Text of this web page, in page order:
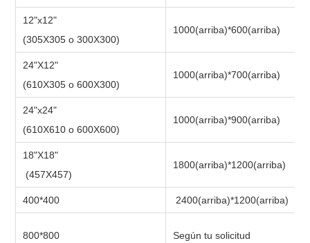
12"x12"
(305X305 o 300X300)
1000(arriba)*600(arriba)
24"X12"
(610X305 o 600X300)
1000(arriba)*700(arriba)
24"x24"
(610X610 o 600X600)
1000(arriba)*900(arriba)
18"X18"
(457X457)
1800(arriba)*1200(arriba)
400*400 2400(arriba)*1200(arriba)
800*800 Según tu solicitud